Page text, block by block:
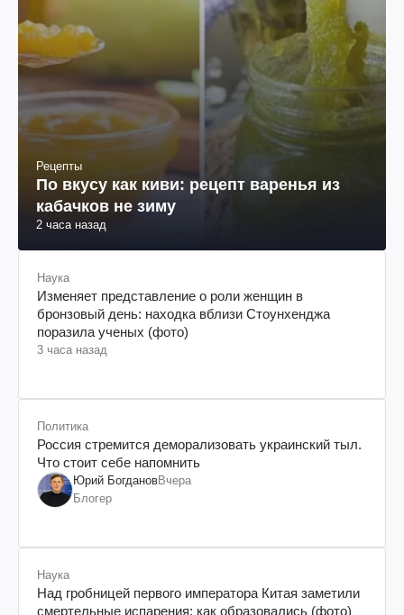
Рецепты
По вкусу как киви: рецепт варенья из
кабачков не зиму
2 часа назад
Наука
Изменяет представление о роли женщин в
бронзовый день: находка вблизи Стоунхенджа
поразила ученых (фото)
3 часа назад
Политика
Россия стремится деморализовать украинский тыл.
Что стоит себе напомнить
Юрий БогдановВчера
Блогер
Наука
Над гробницей первого императора Китая заметили
смертельные испарения: как образовались (фото)